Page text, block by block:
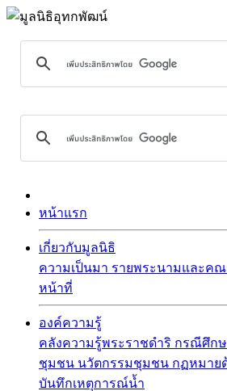
หน้าแรก
เกี่ยวกับมูลนิธิ
ความเป็นมา รายพระนามและคณ
หน้าที่
องค์ความรู้
คลังความรู้พระราชดำริ กรณีศึกษ
ชุมชน นวัตกรรมชุมชน กฏหมาย
บันทึกเหตุการณ์น้ำ